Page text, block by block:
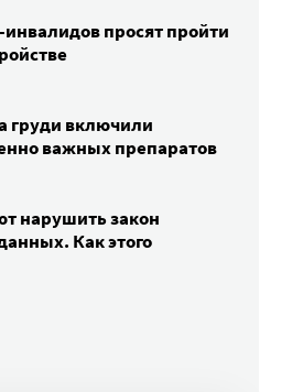
просят пройти
груди включили
важных препаратов
нарушить закон
Как этого